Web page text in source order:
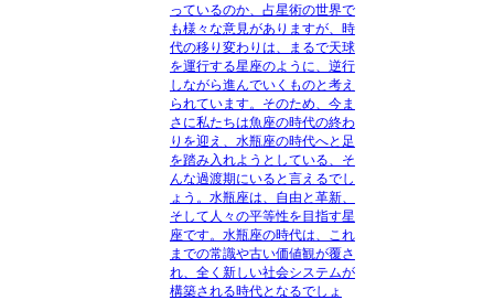
っているのか、占星術の世界で
も様々な意見がありますが、時
代の移り変わりは、まるで天球
を運行する星座のように、逆行
しながら進んでいくものと考え
られています。そのため、今ま
さに私たちは魚座の時代の終わ
りを迎え、水瓶座の時代へと足
を踏み入れようとしている、そ
んな過渡期にいると言えるでし
ょう。水瓶座は、自由と革新、
そして人々の平等性を目指す星
座です。水瓶座の時代は、これ
までの常識や古い価値観が覆さ
れ、全く新しい社会システムが
構築される時代となるでしょ